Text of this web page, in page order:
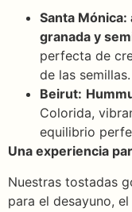
Santa
granada y
perfecta de
de las semillas.
Beirut:
Colorida,
equilibrio
Una experiencia
Nuestras tostadas
para el desayuno,